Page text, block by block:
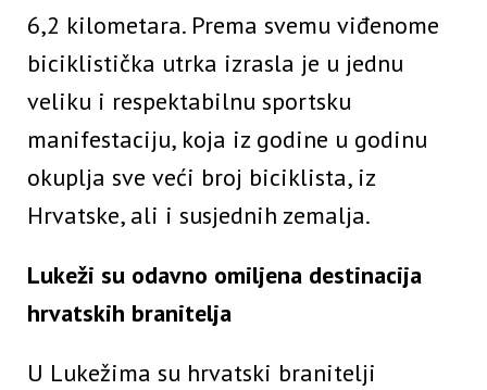
6,2 kilometara. Prema svemu viđenome
biciklistička utrka izrasla je u jednu
veliku i respektabilnu sportsku
manifestaciju, koja iz godine u godinu
okuplja sve veći broj biciklista, iz
Hrvatske, ali i susjednih zemalja.
Lukeži su odavno omiljena destinacija
hrvatskih branitelja
U Lukežima su hrvatski branitelji